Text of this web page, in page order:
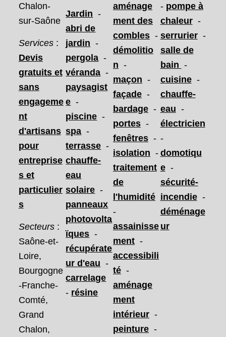
Chalon-
sur-Saône
Services:
Devis
gratuits et
sans
engageme
nt
d'artisans
pour
entreprise
s et
particulier
s
Secteurs :
Saône-et-
Loire,
Bourgogne
-Franche-
Comté,
Grand
Chalon,
Jardin -
abri de
jardin -
pergola -
véranda -
paysagist
e -
piscine -
spa -
terrasse -
chauffe-
eau
solaire -
panneaux
photovolta
ïques -
récupérate
ur d'eau -
carrelage
- résine
aménage
ment des
combles -
démolitio
n -
maçon -
façade -
bardage -
portes -
fenêtres -
isolation -
traitement
de
l'humidité
-
assainisse
ment -
accessibili
té -
aménage
ment
intérieur -
peinture -
- pompe à
chaleur -
serrurier -
salle de
bain -
cuisine -
chauffe-
eau -
électricien
-
domotiqu
e -
sécurité-
incendie -
déménage
ur